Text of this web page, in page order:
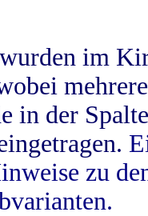
im
in der
zu